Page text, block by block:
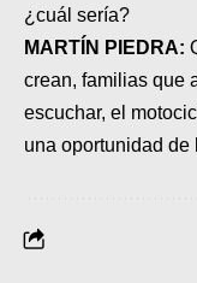
¿cuál sería?
MARTÍN PIEDRA:
crean, familias que
escuchar, el
una oportunidad de